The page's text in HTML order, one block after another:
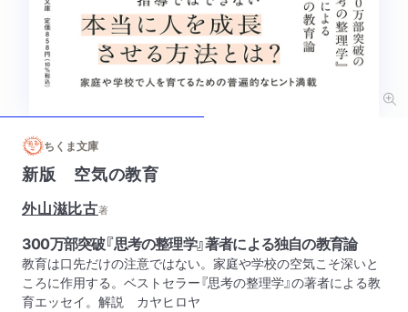
ちくま文庫
新版 空気の教育
外山滋比古著
300万部突破『思考の整理学』著者による独自の教育論
教育は口先だけの注意ではない。家庭や学校の空気こそ深いと
ころに作用する。ベストセラー『思考の整理学』の著者による教
育エッセイ。解説 カヤヒロヤ